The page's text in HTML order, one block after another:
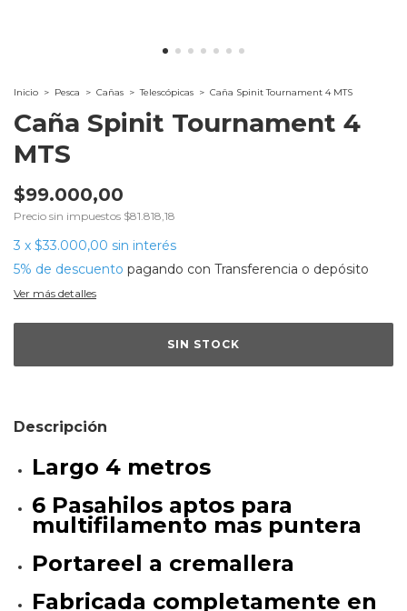
Inicio > Pesca > Cañas > Telescópicas > Caña Spinit Tournament 4 MTS
Caña Spinit Tournament 4
MTS
$99.000,00
Precio sin impuestos $81.818,18
3 x $33.000,00 sin interés
5% de descuento pagando con Transferencia o depósito
Ver más detalles
Descripción
Largo 4 metros
6 Pasahilos aptos para
multifilamento mas puntera
Portareel a cremallera
Fabricada completamente en